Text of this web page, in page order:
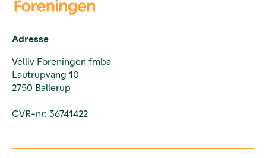
Adresse
Velliv Foreningen fmba
Lautrupvang 10
2750 Ballerup
CVR-nr: 36741422